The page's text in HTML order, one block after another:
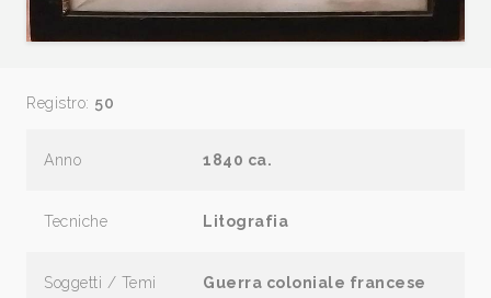
Registro: 50
Anno 1840 ca.
Tecniche Litografia
Soggetti / Temi Guerra coloniale francese